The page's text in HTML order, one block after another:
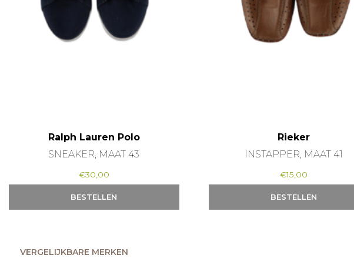
Ralph Lauren Polo
SNEAKER, MAAT 43
€30,00
BESTELLEN
Rieker
INSTAPPER, MAAT 41
€15,00
BESTELLEN
VERGELIJKBARE MERKEN